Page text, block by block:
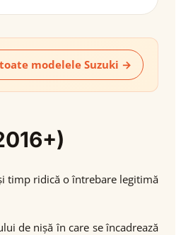
modelele Suzuki →
timp ridică o întrebare legitimă
de nișă în care se încadrează